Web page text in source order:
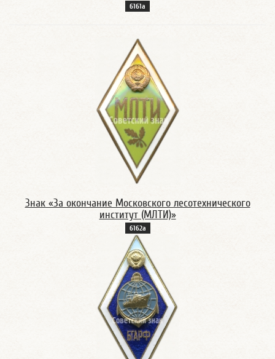
6161а
Знак «За окончание Московского лесотехнического
институт (МЛТИ)»
6162а